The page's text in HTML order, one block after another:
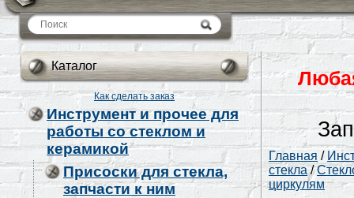
Каталог
Каталог
Как сделать заказ
Инструмент и прочее для
работы со стеклом и
керамикой
Присоски для стекла,
запчасти к ним
Главная /
стекла/
циркулям